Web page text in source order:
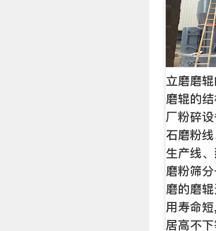
立磨磨
磨辊的
厂粉碎
石磨粉
生产线
磨粉筛
磨的磨
用寿命
居高不下